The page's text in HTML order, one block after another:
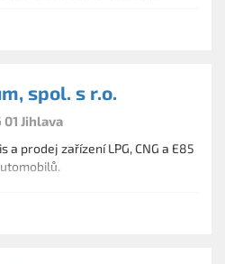
spol. s r.o.
Jihlava
prodej zařízení LPG, CNG a E85